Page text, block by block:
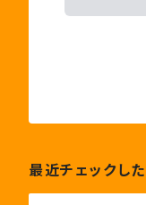
最近チェックし